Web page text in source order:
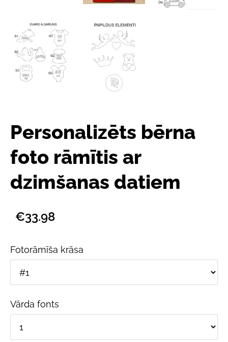
Personalizēts bērna
foto rāmītis ar
dzimšanas datiem
€33.98
Fotorāmīša krāsa
Vārda fonts